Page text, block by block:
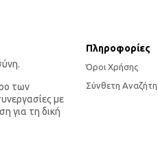
των
με
για τη δική
Πληροφορίες
Όροι Χρήσης
Σύνθετη